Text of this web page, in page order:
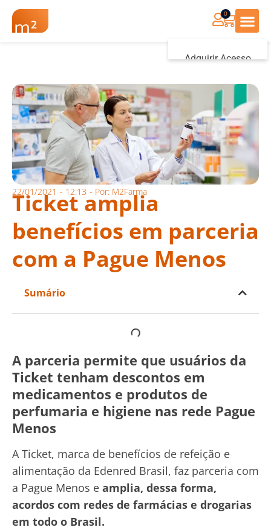
Adquirir Acesso
0
22/01/2021 - 12:13 - Por: M2Farma
Ticket amplia
benefícios em parceria
com a Pague Menos
Sumário
A parceria permite que usuários da
Ticket tenham descontos em
medicamentos e produtos de
perfumaria e higiene nas rede Pague
Menos
A Ticket, marca de benefícios de refeição e
alimentação da Edenred Brasil, faz parceria com
a Pague Menos e amplia, dessa forma,
acordos com redes de farmácias e drogarias
em todo o Brasil.